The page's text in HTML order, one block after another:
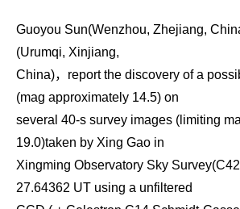
Guoyou Sun(Wenzhou, Zhejiang,
(Urumqi, Xinjiang,
China)，report the discovery of a
(mag approximately 14.5) on
several 40-s survey images (limiting
19.0)taken by Xing Gao in
Xingming Observatory Sky
27.64362 UT using a unfiltered